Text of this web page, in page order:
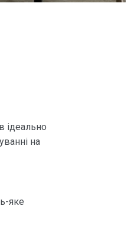
ідеально
на
яке